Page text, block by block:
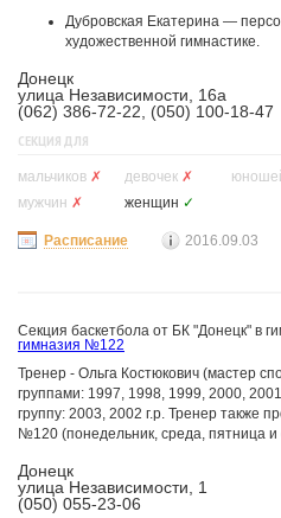
Дубровская Екатерина —
художественной гимнастике.
Донецк
улица Независимости, 16а
(062) 386-72-22, (050) 100-18-47
СЕКЦИЯ ДЛЯ
мальчиков ✗ девочек ✗
мужчин ✗ женщин ✓
Расписание 2016.09.03
Секция баскетбола от БК "Донецк" в
гимназия №122
Тренер - Ольга Костюкович (мастер
группами: 1997, 1998, 1999, 2000,
группу: 2003, 2002 г.р. Тренер также
№120 (понедельник, среда, пятница и
Донецк
улица Независимости, 1
(050) 055-23-06